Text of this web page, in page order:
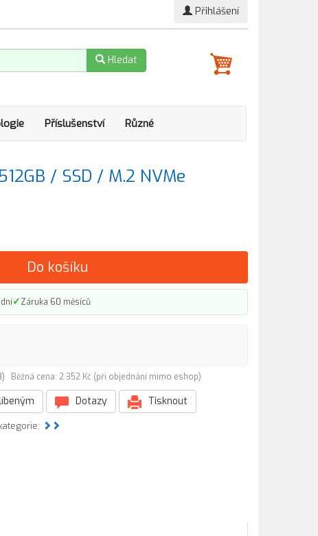
Přihlášení
Hledat
Příslušenství Různé
/ SSD / M.2 NVMe
Do košíku
✓Záruka 60 měsíců
Běžná cena: 2 352 Kč (při objednání mimo eshop)
Dotazy Tisknout